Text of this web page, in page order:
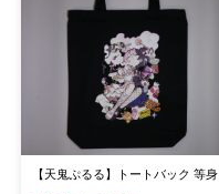
【天鬼ぷるる】トートバック 等身